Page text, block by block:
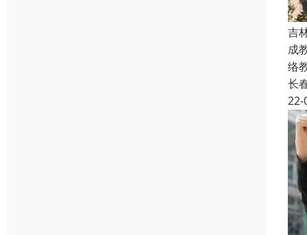
吉
成
络
长
22-